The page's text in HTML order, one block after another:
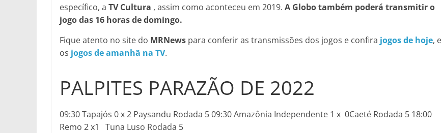
específico, a TV Cultura , assim como aconteceu em 2019. A Globo também poderá transmitir o
jogo das 16 horas de domingo.
Fique atento no site do MRNews para conferir as transmissões dos jogos e confira jogos de hoje, e
os jogos de amanhã na TV.
PALPITES PARAZÃO DE 2022
09:30 Tapajós 0 x 2 Paysandu Rodada 5 09:30 Amazônia Independente 1 x 0Caeté Rodada 5 18:00
Remo 2 x1 Tuna Luso Rodada 5